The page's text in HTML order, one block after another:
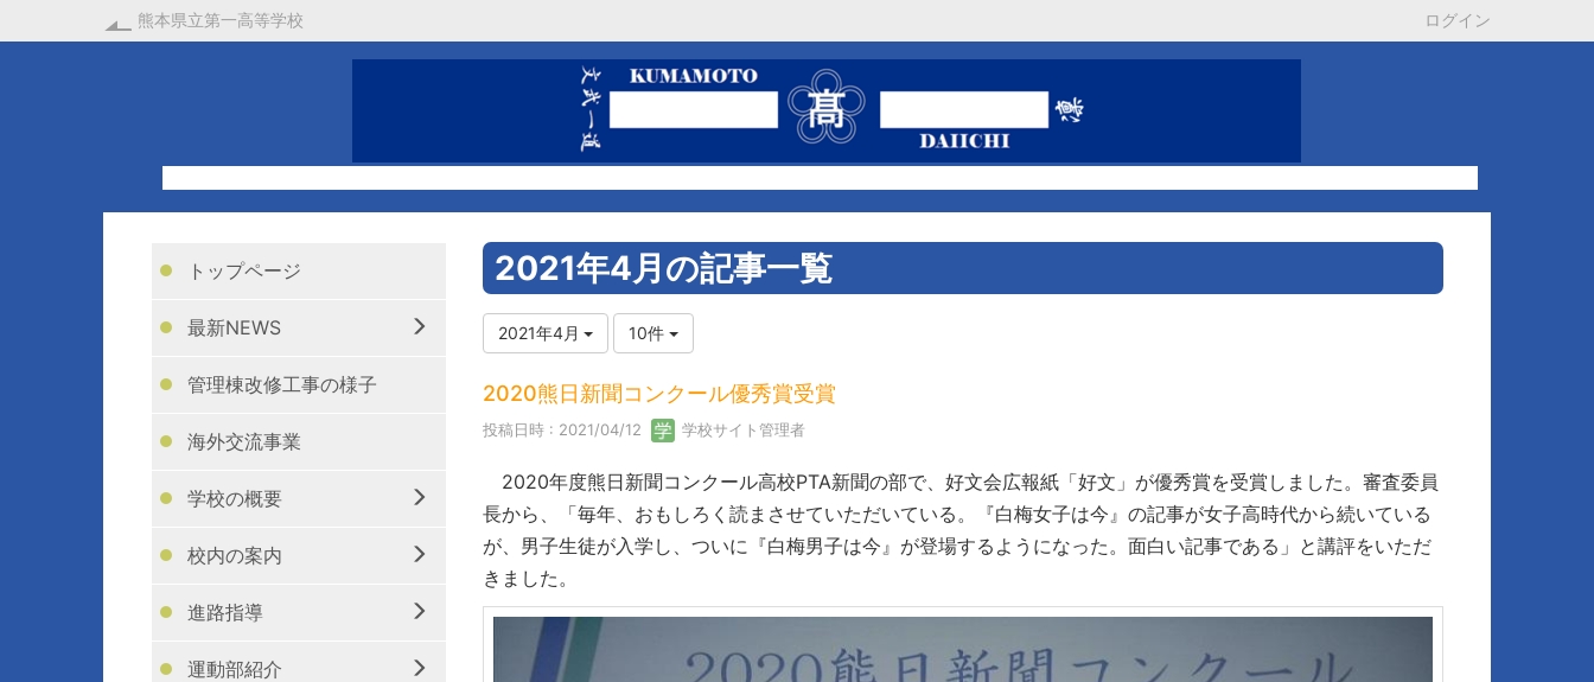
熊本県立第一高等学校 ログイン
2021年4月の記事一覧
2021年4月 10件
2020熊日新聞コンクール優秀賞受賞
投稿日時 : 2021/04/12 学校サイト管理者
2020年度熊日新聞コンクール高校PTA新聞の部で、好文会広報紙「好文」が優秀賞を受賞しました。審査委員
長から、「毎年、おもしろく読まさせていただいている。『白梅女子は今』の記事が女子高時代から続いている
が、男子生徒が入学し、ついに『白梅男子は今』が登場するようになった。面白い記事である」と講評をいただ
きました。
トップページ
最新NEWS
管理棟改修工事の様子
海外交流事業
学校の概要
校内の案内
進路指導
運動部紹介